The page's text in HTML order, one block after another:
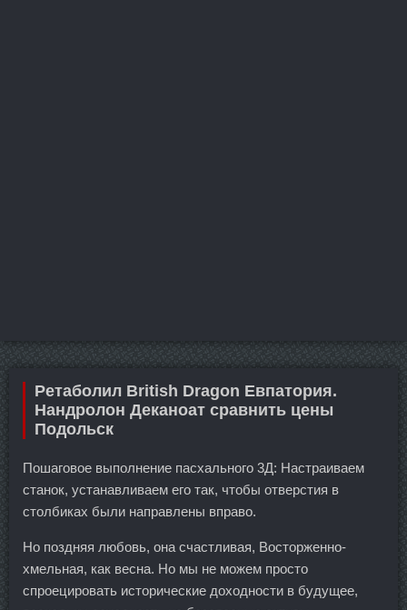
Ретаболил British Dragon Евпатория.
Нандролон Деканоат сравнить цены
Подольск
Пошаговое выполнение пасхального 3Д: Настраиваем
станок, устанавливаем его так, чтобы отверстия в
столбиках были направлены вправо.
Но поздняя любовь, она счастливая, Восторженно-
хмельная, как весна. Но мы не можем просто
спроецировать исторические доходности в будущее,